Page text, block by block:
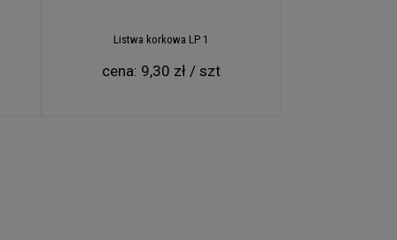
Listwa korkowa LP 1
cena: 9,30 zł / szt